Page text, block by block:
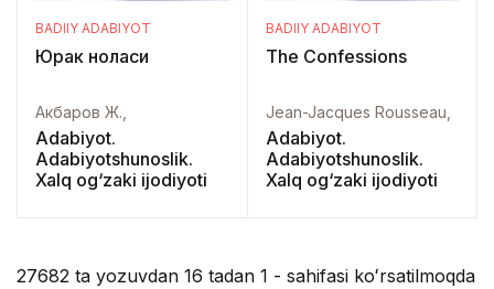
BADIIY ADABIYOT
Юрак ноласи
Акбаров Ж.,
Adabiyot.
Adabiyotshunoslik.
Xalq og‘zaki ijodiyoti
BADIIY ADABIYOT
The Confessions
Jean-Jacques Rousseau,
Adabiyot.
Adabiyotshunoslik.
Xalq og‘zaki ijodiyoti
27682 ta yozuvdan 16 tadan 1 - sahifasi koʻrsatilmoqda